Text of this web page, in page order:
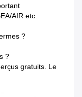
AIR etc.
?
?
gratuits. Le